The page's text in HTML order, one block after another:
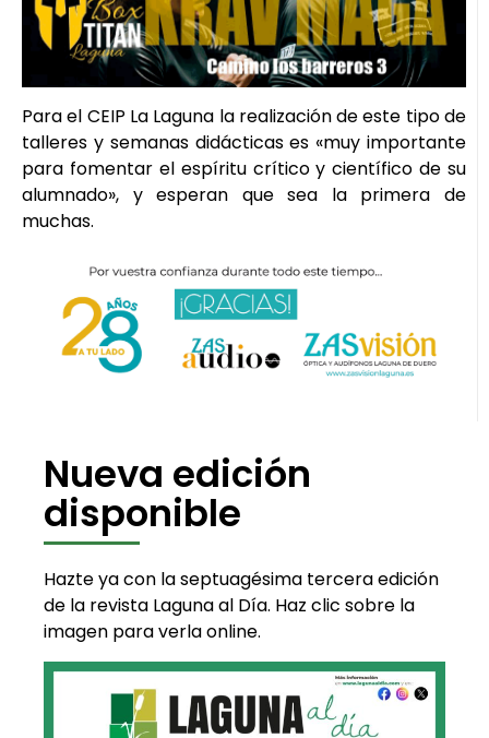
Para el CEIP La Laguna la realización de este tipo de
talleres y semanas didácticas es «muy importante
para fomentar el espíritu crítico y científico de su
alumnado», y esperan que sea la primera de
muchas.
Nueva edición
disponible
Hazte ya con la septuagésima tercera edición
de la revista Laguna al Día. Haz clic sobre la
imagen para verla online.